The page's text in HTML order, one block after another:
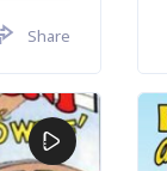
Share